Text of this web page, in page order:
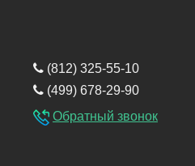
(812) 325-55-10
(499) 678-29-90
Обратный звонок